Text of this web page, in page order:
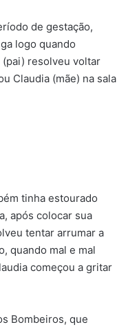
de gestação,
logo quando
resolveu voltar
Claudia (mãe) na sala
tinha estourado
após colocar sua
tentar arrumar a
quando mal e mal
começou a gritar
Bombeiros, que